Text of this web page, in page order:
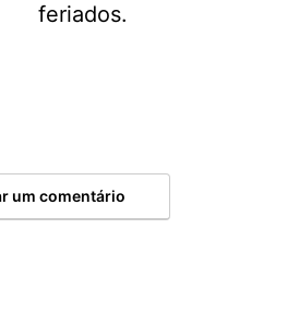
feriados.
um comentário